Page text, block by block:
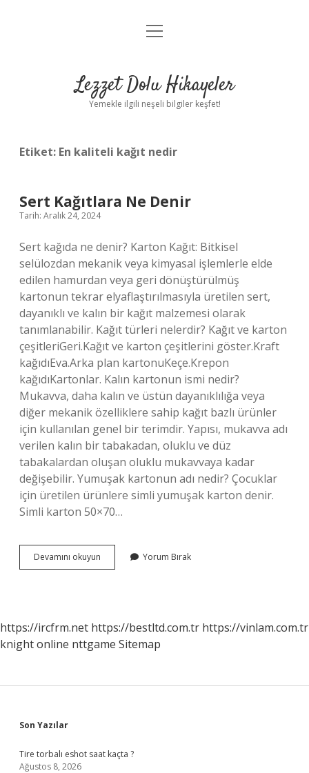
Anasayfa
Yasal Uyarı
menüyü
Lezzet Dolu Hikayeler
Yemekle ilgili neşeli bilgiler keşfet!
Etiket: En kaliteli kağıt nedir
Sert Kağıtlara Ne Denir
Tarih: Aralık 24, 2024
Sert kağıda ne denir? Karton Kağıt: Bitkisel
selülozdan mekanik veya kimyasal işlemlerle elde
edilen hamurdan veya geri dönüştürülmüş
kartonun tekrar elyaflaştırılmasıyla üretilen sert,
dayanıklı ve kalın bir kağıt malzemesi olarak
tanımlanabilir. Kağıt türleri nelerdir? Kağıt ve karton
çeşitleriGeri.Kağıt ve karton çeşitlerini göster.Kraft
kağıdıEva.Arka plan kartonuKeçe.Krepon
kağıdıKartonlar. Kalın kartonun ismi nedir?
Mukavva, daha kalın ve üstün dayanıklılığa veya
diğer mekanik özelliklere sahip kağıt bazlı ürünler
için kullanılan genel bir terimdir. Yapısı, mukavva adı
verilen kalın bir tabakadan, oluklu ve düz
tabakalardan oluşan oluklu mukavvaya kadar
değişebilir. Yumuşak kartonun adı nedir? Çocuklar
için üretilen ürünlere simli yumuşak karton denir.
Simli karton 50×70…
Devamını okuyun
Kağıtlara
Yorum Bırak
https://ircfrm.net https://bestltd.com.tr https://vinlam.com.tr
knight online nttgame Sitemap
Sidebar
Son Yazılar
Tire torbalı eshot saat kaçta ?
Ağustos 8, 2026